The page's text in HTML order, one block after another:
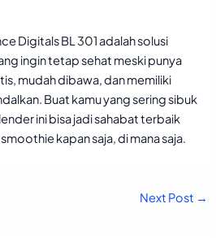
Digitals BL 301 adalah solusi
ingin tetap sehat meski punya
mudah dibawa, dan memiliki
Buat kamu yang sering sibuk
ini bisa jadi sahabat terbaik
kapan saja, di mana saja.
Next Post →